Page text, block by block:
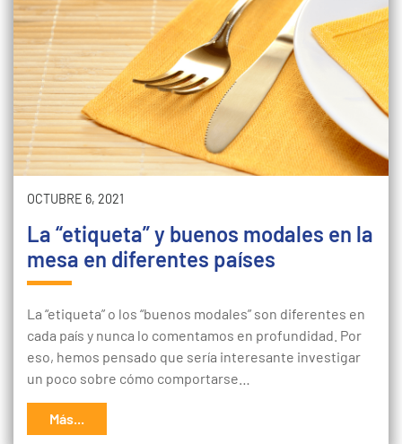
OCTUBRE 6, 2021
La “etiqueta” y buenos modales en la
mesa en diferentes países
La “etiqueta” o los “buenos modales” son diferentes en
cada país y nunca lo comentamos en profundidad. Por
eso, hemos pensado que sería interesante investigar
un poco sobre cómo comportarse…
Más...